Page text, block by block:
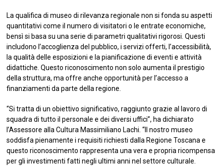
La qualifica di museo di rilevanza regionale non si fonda su aspetti
quantitativi come il numero di visitatori o le entrate economiche,
bensì si basa su una serie di parametri qualitativi rigorosi. Questi
includono l’accoglienza del pubblico, i servizi offerti, l’accessibilità,
la qualità delle esposizioni e la pianificazione di eventi e attività
didattiche. Questo riconoscimento non solo aumenta il prestigio
della struttura, ma offre anche opportunità per l’accesso a
finanziamenti da parte della regione.
“Si tratta di un obiettivo significativo, raggiunto grazie al lavoro di
squadra di tutto il personale e dei diversi uffici”, ha dichiarato
l’Assessore alla Cultura Massimiliano Lachi. “Il nostro museo
soddisfa pienamente i requisiti richiesti dalla Regione Toscana e
questo riconoscimento rappresenta una vera e propria ricompensa
per gli investimenti fatti negli ultimi anni nel settore culturale.